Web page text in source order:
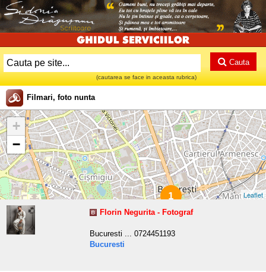
(cautarea se face in aceasta rubrica)
Cauta
Filmari, foto nunta
1
+
−
Leaflet
Florin Negurita - Fotograf
Bucuresti ... 0724451193
Bucuresti